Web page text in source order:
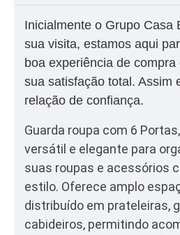
Inicialmente o Grupo Casa
sua visita, estamos aqui
boa experiência de
sua satisfação total. Assim
relação de confiança.
Guarda roupa com 6
versátil e elegante para
suas roupas e acessórios
estilo. Oferece amplo
distribuído em prateleiras,
cabideiros, permitindo